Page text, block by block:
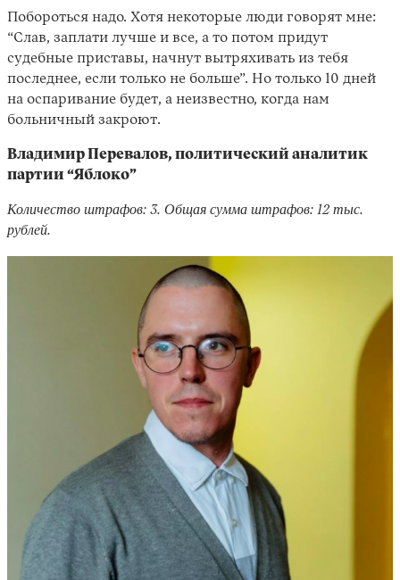
Побороться надо. Хотя некоторые люди говорят мне:
“Слав, заплати лучше и все, а то потом придут
судебные приставы, начнут вытряхивать из тебя
последнее, если только не больше”. Но только 10 дней
на оспаривание будет, а неизвестно, когда нам
больничный закроют.
Владимир Перевалов, политический аналитик
партии “Яблоко”
Количество штрафов: 3. Общая сумма штрафов: 12 тыс.
рублей.